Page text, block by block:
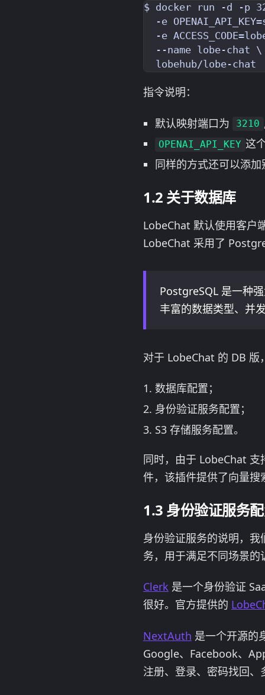
$ docker run -d -p
-e
-e
  --name lobe-chat \
指令说明：
默认映射端口为 3210
OPENAI_API_KEY 这
同样的方式还可以添
关于数据库
LobeChat 默认使用客户
LobeChat 采用了
PostgreSQL 是一种
丰富的数据类型、并
对于 LobeChat 的 DB 版
数据库配置；
身份验证服务配置；
S3 存储服务配置。
同时，由于 LobeChat
件，该插件提供了向量
身份验证服务
身份验证服务的说明，我
务，用于满足不同场景
Clerk 是一个身份验证
很好。官方提供的
NextAuth 是一个开源的
Google、Facebook、
注册、登录、密码找回